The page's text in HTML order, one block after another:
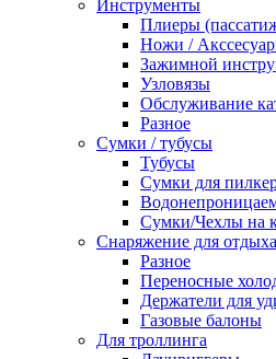
Инструменты
Плиеры
Ножи /
Зажимной
Узловязы
Обслуживание
Разное
Сумки / тубусы
Тубусы
Сумки для
Сумки/Чехлы на
Снаряжение для
Разное
Переносные
Держатели для
Газовые балоны
Для троллинга